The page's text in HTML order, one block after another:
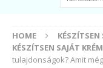
HOME
KÉSZÍTSEN SAJÁT
tulajdonságok? Amit